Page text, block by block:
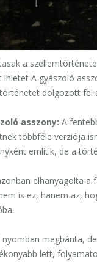
a
A gyászoló
dolgozott fel
asszony: A
többféle verziója
említik, de a
elhanyagolta a
is ez, hanem az,
megbánta,
lett,